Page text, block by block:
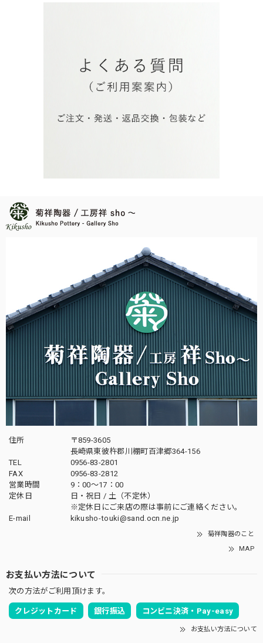
住所
〒859-3605
長崎県東彼杵郡川棚町百津郷364-156
TEL
0956-83-2801
FAX
0956-83-2812
営業時間
9：00～17：00
定休日
日・祝日 / 土（不定休）
※定休日にご来店の際は事前にご連絡ください。
E-mail
kikusho-touki@sand.ocn.ne.jp
菊祥陶器のこと
MAP
お支払い方法について
次の方法がご利用頂けます。
クレジットカード 銀行振込 コンビニ決済・Pay-easy
お支払い方法について